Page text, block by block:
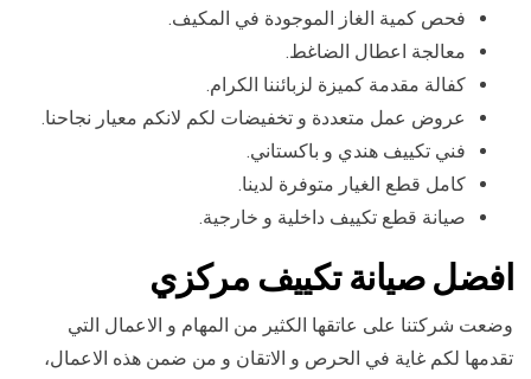
فحص كمية الغاز الموجودة في المكيف.
معالجة اعطال الضاغط.
كفالة مقدمة كميزة لزبائننا الكرام.
عروض عمل متعددة و تخفيضات لكم لانكم معيار نجاحنا.
فني تكييف هندي و باكستاني.
كامل قطع الغيار متوفرة لدينا.
صيانة قطع تكييف داخلية و خارجية.
افضلصيانة تكييف مركزي
وضعت شركتنا على عاتقها الكثير من المهام و الاعمال التي
تقدمها لكم غاية في الحرص و الاتقان و من ضمن هذه الاعمال،